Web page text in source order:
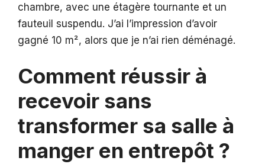
chambre, avec une étagère tournante et un
fauteuil suspendu. J’ai l’impression d’avoir
gagné 10 m², alors que je n’ai rien déménagé.
Comment réussir à
recevoir sans
transformer sa salle à
manger en entrepôt ?